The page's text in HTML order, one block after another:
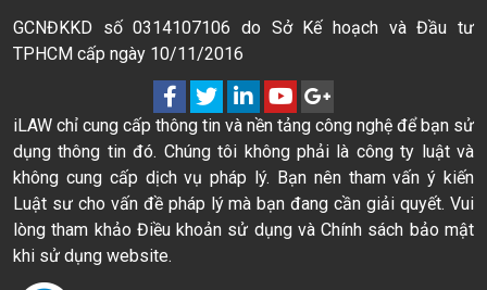
GCNĐKKD số 0314107106 do Sở Kế hoạch và Đầu tư
TPHCM cấp ngày 10/11/2016
iLAW chỉ cung cấp thông tin và nền tảng công nghệ để bạn sử
dụng thông tin đó. Chúng tôi không phải là công ty luật và
không cung cấp dịch vụ pháp lý. Bạn nên tham vấn ý kiến
Luật sư cho vấn đề pháp lý mà bạn đang cần giải quyết. Vui
lòng tham khảo Điều khoản sử dụng và Chính sách bảo mật
khi sử dụng website.